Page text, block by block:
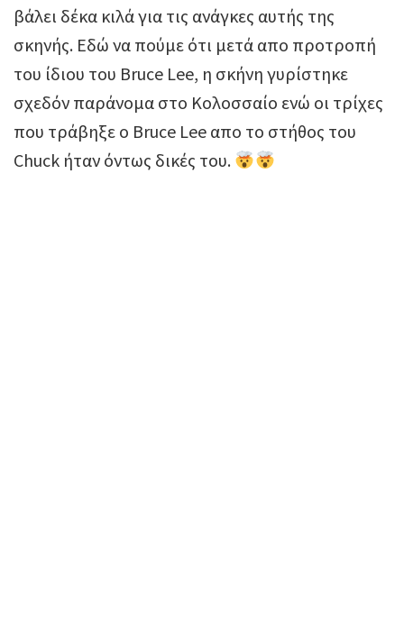
βάλει δέκα κιλά για τις ανάγκες αυτής της
σκηνής. Εδώ να πούμε ότι μετά απο προτροπή
του ίδιου του Bruce Lee, η σκήνη γυρίστηκε
σχεδόν παράνομα στο Κολοσσαίο ενώ οι τρίχες
που τράβηξε ο Bruce Lee απο το στήθος του
Chuck ήταν όντως δικές του.